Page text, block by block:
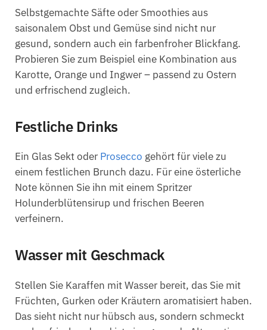
Selbstgemachte Säfte oder Smoothies aus
saisonalem Obst und Gemüse sind nicht nur
gesund, sondern auch ein farbenfroher Blickfang.
Probieren Sie zum Beispiel eine Kombination aus
Karotte, Orange und Ingwer – passend zu Ostern
und erfrischend zugleich.
Festliche Drinks
Ein Glas Sekt oder Prosecco gehört für viele zu
einem festlichen Brunch dazu. Für eine österliche
Note können Sie ihn mit einem Spritzer
Holunderblütensirup und frischen Beeren
verfeinern.
Wasser mit Geschmack
Stellen Sie Karaffen mit Wasser bereit, das Sie mit
Früchten, Gurken oder Kräutern aromatisiert haben.
Das sieht nicht nur hübsch aus, sondern schmeckt